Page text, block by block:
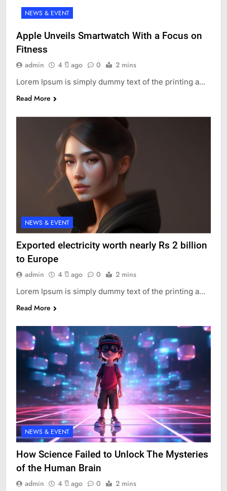
NEWS & EVENT
Apple Unveils Smartwatch With a Focus on
Fitness
admin 4 ปี ago 0 2 mins
Lorem Ipsum is simply dummy text of the printing a…
Read More
NEWS & EVENT
Exported electricity worth nearly Rs 2 billion
to Europe
admin 4 ปี ago 0 2 mins
Lorem Ipsum is simply dummy text of the printing a…
Read More
NEWS & EVENT
How Science Failed to Unlock The Mysteries
of the Human Brain
admin 4 ปี ago 0 2 mins